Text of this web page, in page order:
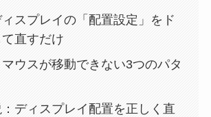
スプレイの「配置設定」をド
直すだけ
ウスが移動できない3つのパタ
ディスプレイ配置を正しく直